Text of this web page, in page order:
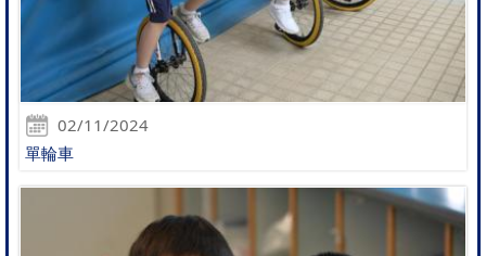
02/11/2024
單輪車